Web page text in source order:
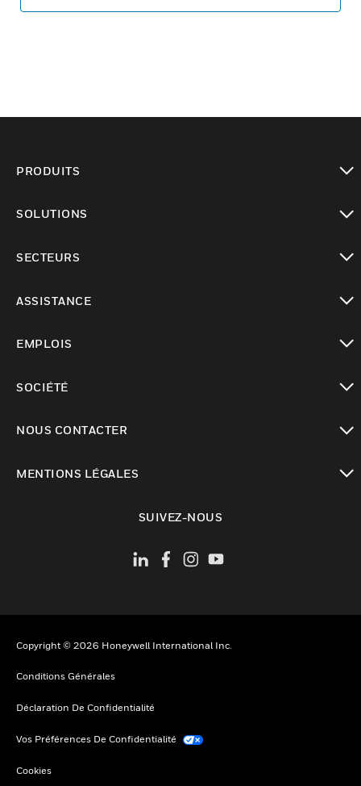
PRODUITS
SOLUTIONS
SECTEURS
ASSISTANCE
EMPLOIS
SOCIÉTÉ
NOUS CONTACTER
MENTIONS LÉGALES
SUIVEZ-NOUS
Copyright © 2026 Honeywell International Inc.
Conditions Générales
Déclaration De Confidentialité
Vos Préférences De Confidentialité
Cookies